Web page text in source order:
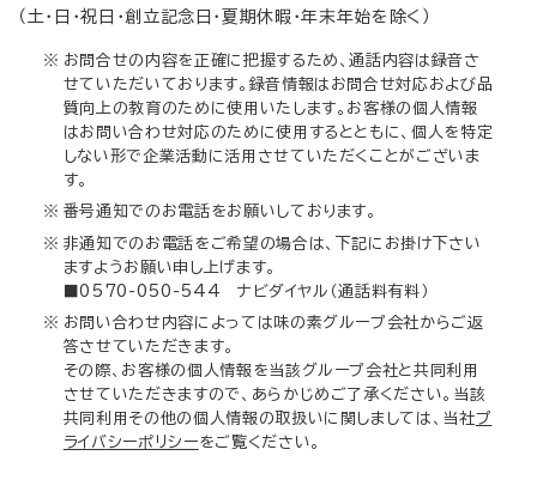
（土・日・祝日・創立記念日・夏期休暇・年末年始を除く）
※ お問合せの内容を正確に把握するため、通話内容は録音さ
せていただいております。録音情報はお問合せ対応および品
質向上の教育のために使用いたします。お客様の個人情報
はお問い合わせ対応のために使用するとともに、個人を特定
しない形で企業活動に活用させていただくことがございま
す。
※ 番号通知でのお電話をお願いしております。
※ 非通知でのお電話をご希望の場合は、下記にお掛け下さい
ますようお願い申し上げます。
■0570-050-544 ナビダイヤル（通話料有料）
※ お問い合わせ内容によっては味の素グループ会社からご返
答させていただきます。
その際、お客様の個人情報を当該グループ会社と共同利用
させていただきますので、あらかじめご了承ください。当該
共同利用その他の個人情報の取扱いに関しましては、当社プ
ライバシーポリシーをご覧ください。